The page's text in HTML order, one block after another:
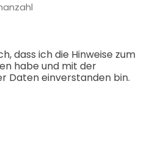
dass ich die Hinweise zum
habe und mit der
Daten einverstanden bin.